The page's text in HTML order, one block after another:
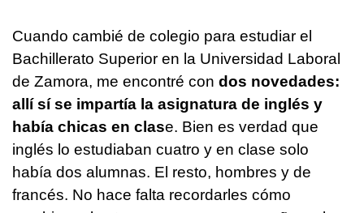
Cuando cambié de colegio para estudiar el
Bachillerato Superior en la Universidad Laboral
de Zamora, me encontré con dos novedades:
allí sí se impartía la asignatura de inglés y
había chicas en clase. Bien es verdad que
inglés lo estudiaban cuatro y en clase solo
había dos alumnas. El resto, hombres y de
francés. No hace falta recordarles cómo